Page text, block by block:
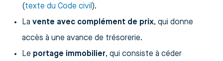
(texte du Code civil ).
La vente avec complément de prix, qui donne
accès à une avance de trésorerie.
Le portage immobilier, qui consiste à céder